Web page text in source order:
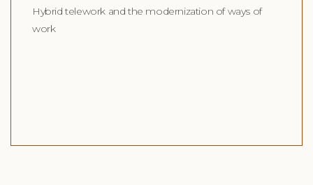
Hybrid telework and the modernization of ways of
work